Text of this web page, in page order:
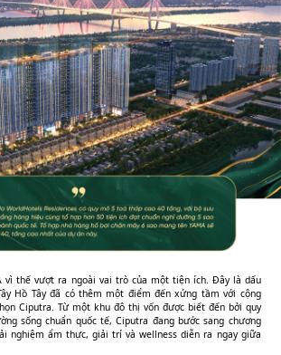
vì thế vượt ra ngoài vai trò của một tiện ích. Đây là dấu
Hồ Tây đã có thêm một điểm đến xứng tầm với cộng
Ciputra. Từ một khu đô thị vốn được biết đến bởi quy
sống chuẩn quốc tế, Ciputra đang bước sang chương
nghiệm ẩm thực, giải trí và wellness diễn ra ngay giữa